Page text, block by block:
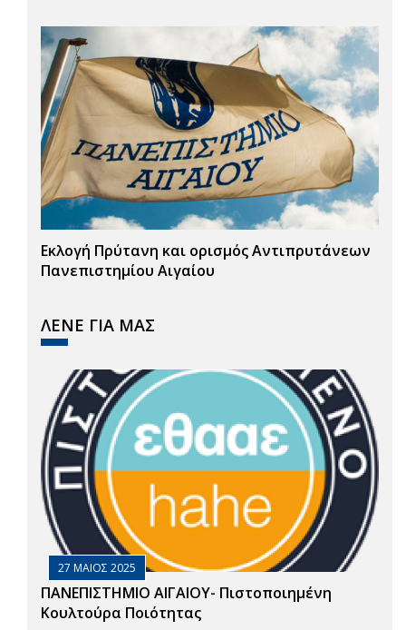
Εκλογή Πρύτανη και ορισμός Αντιπρυτάνεων
Πανεπιστημίου Αιγαίου
ΛΕΝΕ ΓΙΑ ΜΑΣ
27 ΜΑΙΟΣ 2025
ΠΑΝΕΠΙΣΤΗΜΙΟ ΑΙΓΑΙΟΥ- Πιστοποιημένη
Κουλτούρα Ποιότητας